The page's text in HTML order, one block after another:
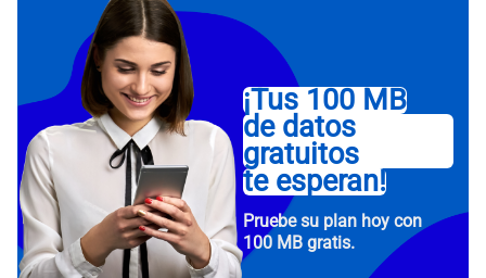
¡Tus 100 MB
de datos
gratuitos
te esperan!
Pruebe su plan hoy con
100 MB gratis.